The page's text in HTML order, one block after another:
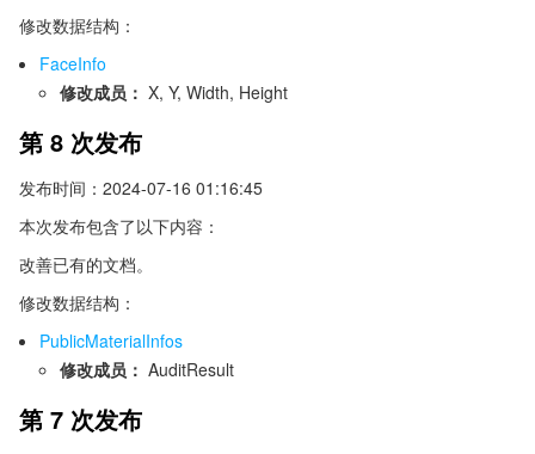
修改数据结构：
FaceInfo
修改成员： X, Y, Width, Height
第 8 次发布
发布时间：2024-07-16 01:16:45
本次发布包含了以下内容：
改善已有的文档。
修改数据结构：
PublicMaterialInfos
修改成员： AuditResult
第 7 次发布